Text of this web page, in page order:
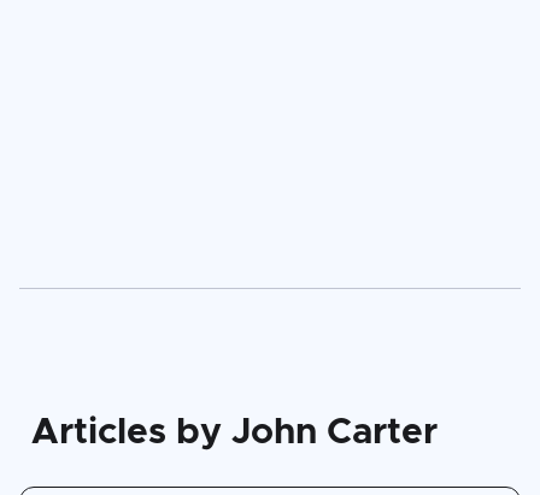
Articles by John Carter